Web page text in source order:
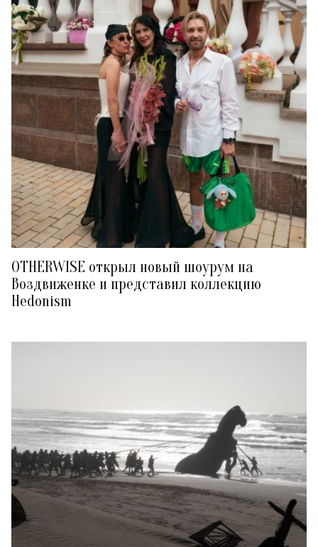
OTHERWISE открыл новый шоурум на
Воздвиженке и представил коллекцию
Hedonism